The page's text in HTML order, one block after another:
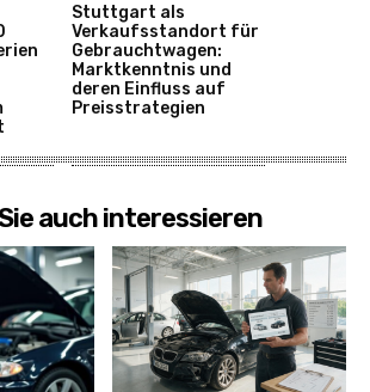
Stuttgart als
Verkaufsstandort für
Gebrauchtwagen:
Marktkenntnis und
deren Einfluss auf
Preisstrategien
auch interessieren